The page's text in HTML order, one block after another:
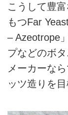
こうして豊
もつFar
– Azeotrope
プなどのボ
メーカーな
ッツ造りを目